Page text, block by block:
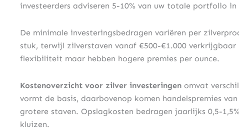
investeerders adviseren 5-10% van uw totale portfolio
De minimale investeringsbedragen variëren per
stuk, terwijl zilverstaven vanaf €500-€1.000
flexibiliteit maar hebben hogere premies per ounce.
Kostenoverzicht voor zilver investeringen omvat
vormt de basis, daarbovenop komen handelspremies
grotere staven. Opslagkosten bedragen jaarlijks 0,5-
kluizen.